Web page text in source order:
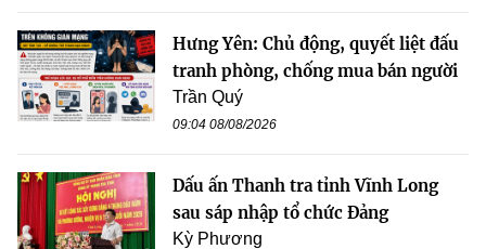
Hưng Yên: Chủ động, quyết liệt đấu
tranh phòng, chống mua bán người
Trần Quý
09:04 08/08/2026
Dấu ấn Thanh tra tỉnh Vĩnh Long
sau sáp nhập tổ chức Đảng
Kỳ Phương